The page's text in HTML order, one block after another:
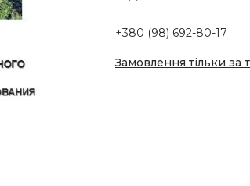
+380 (98) 692-80-17
Замовлення тільки за